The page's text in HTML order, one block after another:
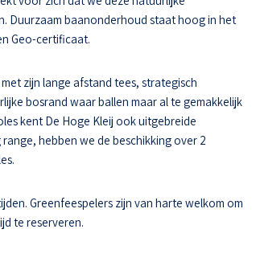
Duurzaam baanonderhoud staat hoog in het
Geo-certificaat.
zijn lange afstand tees, strategisch
bosrand waar ballen maar al te gemakkelijk
kent De Hoge Kleij ook uitgebreide
hebben we de beschikking over 2
Greenfeespelers zijn van harte welkom om
te reserveren.